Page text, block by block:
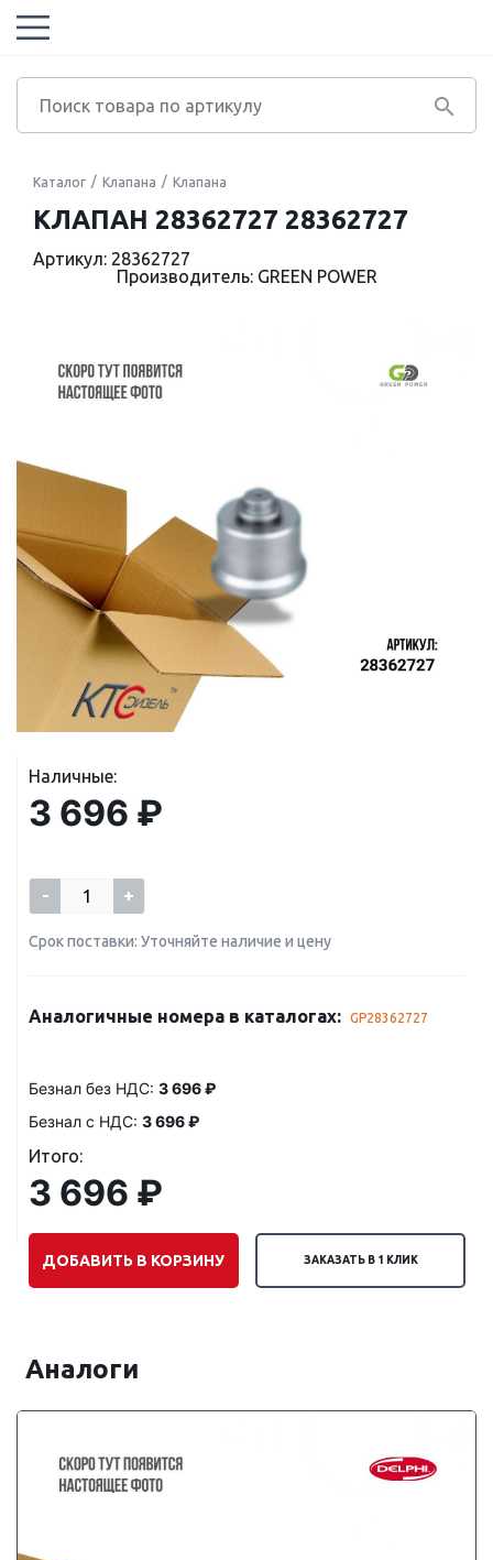
Каталог Клапана Клапана
КЛАПАН 28362727 28362727
Артикул: 28362727
Производитель: GREEN POWER
Наличные:
3 696 ₽
- +
Срок поставки: Уточняйте наличие и цену
Аналогичные номера в каталогах: GP28362727
Безнал без НДС: 3 696 ₽
Безнал с НДС: 3 696 ₽
Итого:
3 696 ₽
ДОБАВИТЬ В КОРЗИНУ ЗАКАЗАТЬ В 1 КЛИК
Аналоги